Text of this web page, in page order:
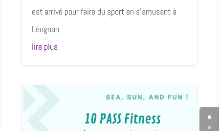
est arrivé pour faire du sport en s’amusant à
Léognan
lire plus